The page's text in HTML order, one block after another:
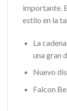
importante.
estilo en la
La
una gran
Nuevo
Falcon